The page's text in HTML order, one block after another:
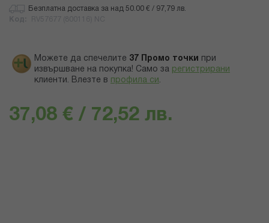
Безплатна доставка за над 50.00 € / 97,79 лв.
Можете да спечелите 37 Промо точки
при
извършване на покупка! Само за регистрирани
клиенти. Влезте в профила си .
37,08 € / 72,52 лв.